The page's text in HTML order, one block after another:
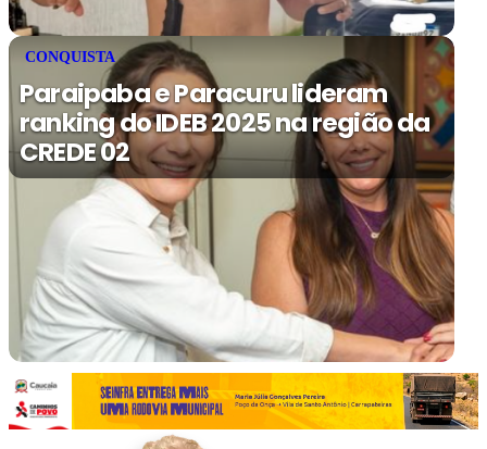
CONQUISTA
Paraipaba e Paracuru lideram
ranking do IDEB 2025 na região da
CREDE 02